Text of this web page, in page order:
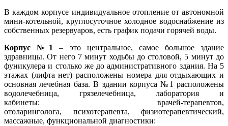
В каждом корпусе индивидуальное отопление от автономной
мини-котельной, круглосуточное холодное водоснабжение из
собственных резервуаров, есть график подачи горячей воды.
Корпус №1
– это центральное, самое большое здание
здравницы. От него 7 минут ходьбы до столовой, 5 минут до
фуникулера и столько же до административного здания. На 5
этажах (лифта нет) расположены номера для отдыхающих и
основная лечебная база. В здании корпуса №1 расположены
водолечебница, грязелечебница, лаборатория и
кабинеты: врачей-терапевтов,
отоларинголога, психотерапевта, физиотерапевтический,
массажные, функциональной диагностики: